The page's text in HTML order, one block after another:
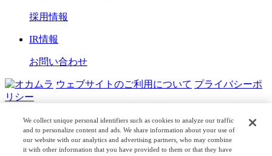
採用情報
IR情報
お問い合わせ
ウェブサイトのご利用について プライバシーポ
リシー
COPYRIGHT © OKAMURA CORPORATION. ALL RIGHTS
RESERVED.
日本公式 企業広報
We collect unique personal identifiers such as cookies to analyze our traffic
and to personalize content and ads. We share information about your use of
our website with our analytics and advertising partners, who may combine
it with other information that you have provided to them or that they have